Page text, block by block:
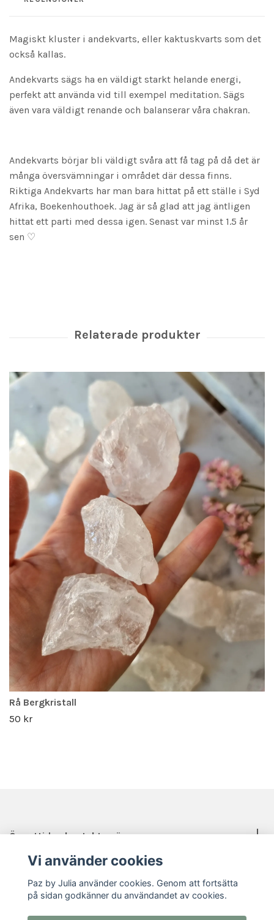
Magiskt kluster i andekvarts, eller kaktuskvarts som det
också kallas.
Andekvarts sägs ha en väldigt starkt helande energi,
perfekt att använda vid till exempel meditation. Sägs
även vara väldigt renande och balanserar våra chakran.
Andekvarts börjar bli väldigt svåra att få tag på då det är
många översvämningar i området där dessa finns.
Riktiga Andekvarts har man bara hittat på ett ställe i Syd
Afrika, Boekenhouthoek. Jag är så glad att jag äntligen
hittat ett parti med dessa igen. Senast var minst 1.5 år
sen ♡
Rå Bergkristall
50 kr
Öppettider, kontakt, mässor mm.
Vi använder cookies
Paz by Julia använder cookies. Genom att fortsätta
på sidan godkänner du användandet av cookies.